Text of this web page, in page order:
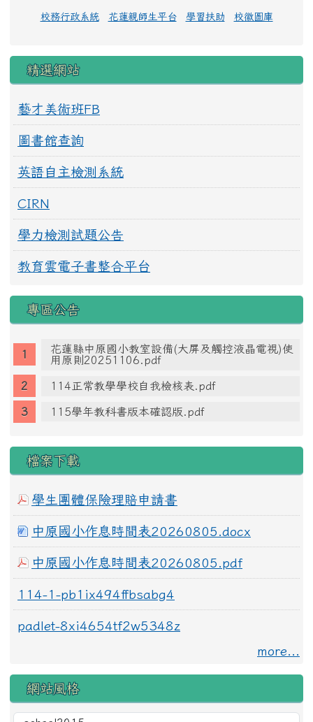
校務行政系統 花蓮親師生平台 學習扶助 校徽圖庫
精選網站
藝才美術班FB
圖書館查詢
英語自主檢測系統
CIRN
學力檢測試題公告
教育雲電子書整合平台
專區公告
花蓮縣中原國小教室設備(大屏及觸控液晶電視)使
用原則20251106.pdf
114正常教學學校自我檢核表.pdf
115學年教科書版本確認版.pdf
檔案下載
學生團體保險理賠申請書
中原國小作息時間表20260805.docx
中原國小作息時間表20260805.pdf
114-1-pb1ix494ffbsabg4
padlet-8xi4654tf2w5348z
more...
網站風格